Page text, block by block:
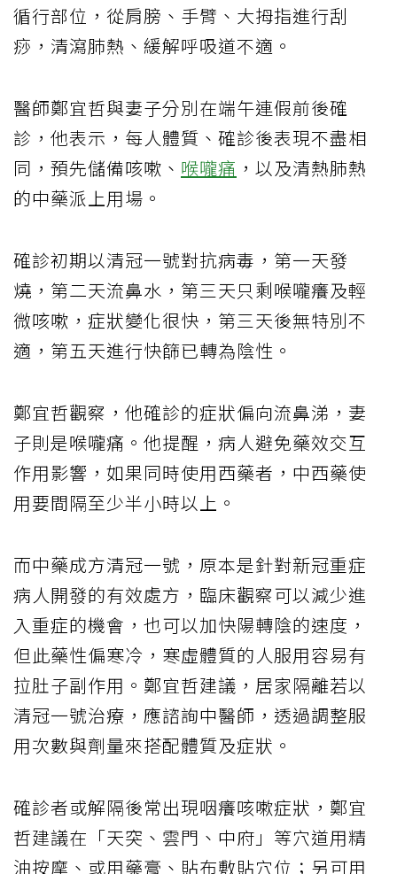
循行部位，從肩膀、手臂、大拇指進行刮
痧，清瀉肺熱、緩解呼吸道不適。
醫師鄭宜哲與妻子分別在端午連假前後確
診，他表示，每人體質、確診後表現不盡相
同，預先儲備咳嗽、 喉嚨痛 ，以及清熱肺熱
的中藥派上用場。
確診初期以清冠一號對抗病毒，第一天發
燒，第二天流鼻水，第三天只剩喉嚨癢及輕
微咳嗽，症狀變化很快，第三天後無特別不
適，第五天進行快篩已轉為陰性。
鄭宜哲觀察，他確診的症狀偏向流鼻涕，妻
子則是喉嚨痛。他提醒，病人避免藥效交互
作用影響，如果同時使用西藥者，中西藥使
用要間隔至少半小時以上。
而中藥成方清冠一號，原本是針對新冠重症
病人開發的有效處方，臨床觀察可以減少進
入重症的機會，也可以加快陽轉陰的速度，
但此藥性偏寒冷，寒虛體質的人服用容易有
拉肚子副作用。鄭宜哲建議，居家隔離若以
清冠一號治療，應諮詢中醫師，透過調整服
用次數與劑量來搭配體質及症狀。
確診者或解隔後常出現咽癢咳嗽症狀，鄭宜
哲建議在「天突、雲門、中府」等穴道用精
油按摩、或用藥膏、貼布敷貼穴位；另可用